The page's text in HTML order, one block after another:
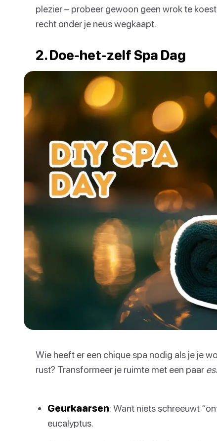
plezier – probeer gewoon geen wrok te
recht onder je neus wegkaapt.
2. Doe-het-zelf Spa Dag
Wie heeft er een chique spa nodig als je je
rust? Transformeer je ruimte met een paar
Geurkaarsen: Want niets schreeuwt
eucalyptus.